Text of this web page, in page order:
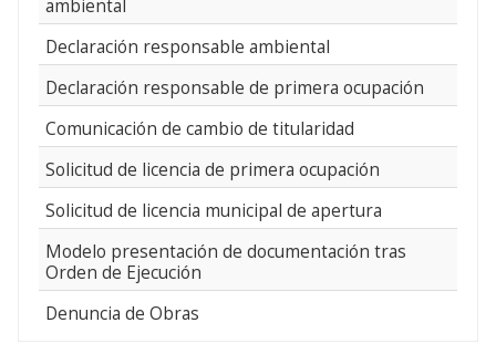
ambiental
Declaración responsable ambiental
Declaración responsable de primera ocupación
Comunicación de cambio de titularidad
Solicitud de licencia de primera ocupación
Solicitud de licencia municipal de apertura
Modelo presentación de documentación tras
Orden de Ejecución
Denuncia de Obras